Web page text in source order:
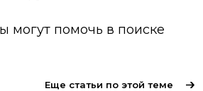
могут помочь в поиске
Еще статьи по этой теме